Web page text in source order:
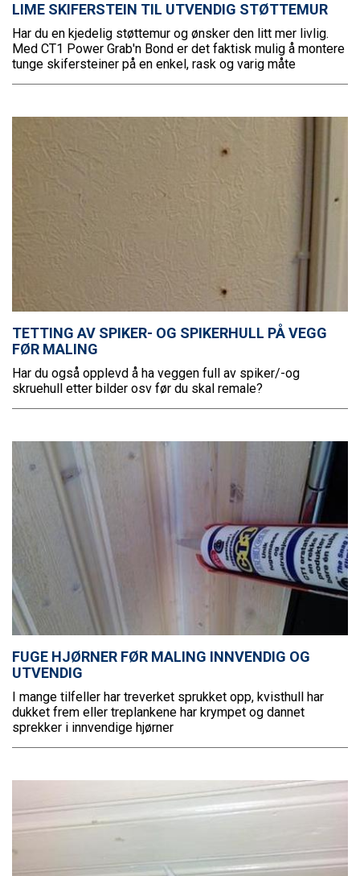
LIME SKIFERSTEIN TIL UTVENDIG STØTTEMUR
Har du en kjedelig støttemur og ønsker den litt mer livlig.
Med CT1 Power Grab'n Bond er det faktisk mulig å montere
tunge skifersteiner på en enkel, rask og varig måte
TETTING AV SPIKER- OG SPIKERHULL PÅ VEGG
FØR MALING
Har du også opplevd å ha veggen full av spiker/-og
skruehull etter bilder osv før du skal remale?
FUGE HJØRNER FØR MALING INNVENDIG OG
UTVENDIG
I mange tilfeller har treverket sprukket opp, kvisthull har
dukket frem eller treplankene har krympet og dannet
sprekker i innvendige hjørner